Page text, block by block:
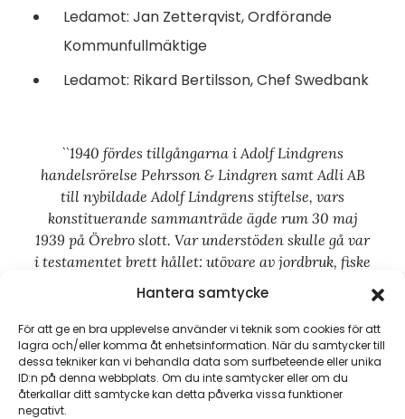
Hantera samtycke
För att ge en bra upplevelse använder vi teknik som cookies för att
lagra och/eller komma åt enhetsinformation. När du samtycker till
dessa tekniker kan vi behandla data som surfbeteende eller unika
ID:n på denna webbplats. Om du inte samtycker eller om du
återkallar ditt samtycke kan detta påverka vissa funktioner
negativt.
Ledamot: Jan Zetterqvist, Ordförande
Kommunfullmäktige
Ledamot: Rikard Bertilsson, Chef Swedbank
``1940 fördes tillgångarna i Adolf Lindgrens
handelsrörelse Pehrsson & Lindgren samt Adli AB
till nybildade Adolf Lindgrens stiftelse, vars
konstituerande sammanträde ägde rum 30 maj
1939 på Örebro slott. Var understöden skulle gå var
i testamentet brett hållet: utövare av jordbruk, fiske
och hemslöjd, studerande, ekonomiskt behövande
och allmännyttiga företag i Örebro län.``